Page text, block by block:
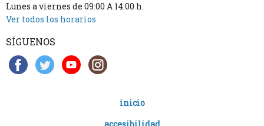
Lunes a viernes de 09:00 A 14:00 h.
Ver todos los horarios
SÍGUENOS
inicio